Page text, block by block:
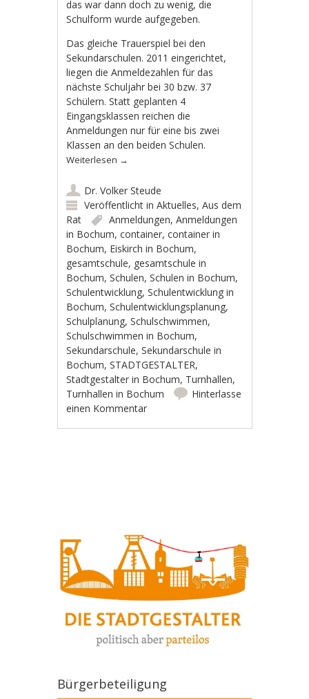
das war dann doch zu wenig, die
Schulform wurde aufgegeben.
Das gleiche Trauerspiel bei den
Sekundarschulen. 2011 eingerichtet,
liegen die Anmeldezahlen für das
nächste Schuljahr bei 30 bzw. 37
Schülern. Statt geplanten 4
Eingangsklassen reichen die
Anmeldungen nur für eine bis zwei
Klassen an den beiden Schulen.
Weiterlesen →
Dr. Volker Steude
Veröffentlicht inAktuelles,Aus dem
Rat
Anmeldungen,Anmeldungen
in Bochum,container,container in
Bochum, Eiskirch in Bochum,
gesamtschule, gesamtschule in
Bochum,Schulen,Schulen in Bochum,
Schulentwicklung,Schulentwicklung in
Bochum,Schulentwicklungsplanung,
Schulplanung,Schulschwimmen,
Schulschwimmen in Bochum,
Sekundarschule,Sekundarschule in
Bochum,STADTGESTALTER,
Stadtgestalter in Bochum, Turnhallen,
Turnhallen in Bochum
Hinterlasse
einen Kommentar
Bürgerbeteiligung